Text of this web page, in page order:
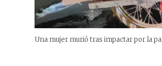
Una mujer murió tras impactar por la